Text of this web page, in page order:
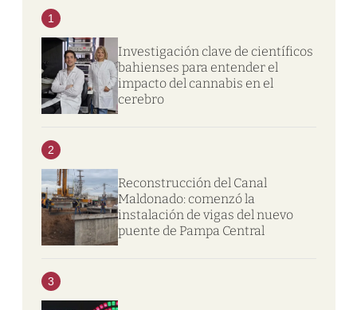
1
Investigación clave de científicos
bahienses para entender el
impacto del cannabis en el
cerebro
2
Reconstrucción del Canal
Maldonado: comenzó la
instalación de vigas del nuevo
puente de Pampa Central
3